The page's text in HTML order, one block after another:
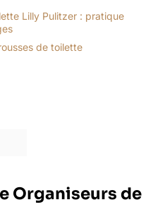
Lilly Pulitzer : pratique
de toilette
Organiseurs de